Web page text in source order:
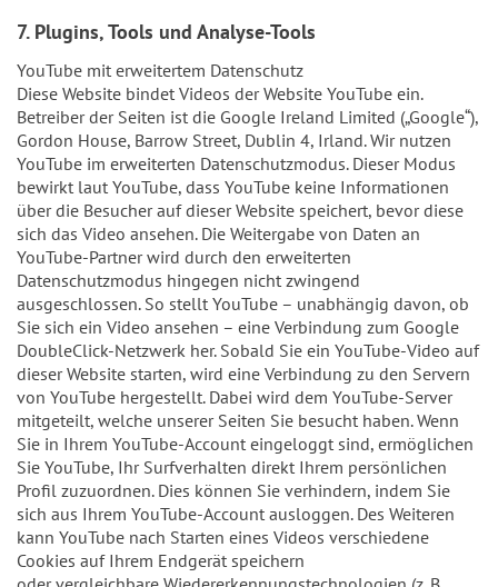
7. Plugins, Tools und Analyse-Tools
YouTube mit erweitertem Datenschutz
Diese Website bindet Videos der Website YouTube ein.
Betreiber der Seiten ist die Google Ireland Limited („Google“),
Gordon House, Barrow Street, Dublin 4, Irland. Wir nutzen
YouTube im erweiterten Datenschutzmodus. Dieser Modus
bewirkt laut YouTube, dass YouTube keine Informationen
über die Besucher auf dieser Website speichert, bevor diese
sich das Video ansehen. Die Weitergabe von Daten an
YouTube-Partner wird durch den erweiterten
Datenschutzmodus hingegen nicht zwingend
ausgeschlossen. So stellt YouTube – unabhängig davon, ob
Sie sich ein Video ansehen – eine Verbindung zum Google
DoubleClick-Netzwerk her. Sobald Sie ein YouTube-Video auf
dieser Website starten, wird eine Verbindung zu den Servern
von YouTube hergestellt. Dabei wird dem YouTube-Server
mitgeteilt, welche unserer Seiten Sie besucht haben. Wenn
Sie in Ihrem YouTube-Account eingeloggt sind, ermöglichen
Sie YouTube, Ihr Surfverhalten direkt Ihrem persönlichen
Profil zuzuordnen. Dies können Sie verhindern, indem Sie
sich aus Ihrem YouTube-Account ausloggen. Des Weiteren
kann YouTube nach Starten eines Videos verschiedene
Cookies auf Ihrem Endgerät speichern